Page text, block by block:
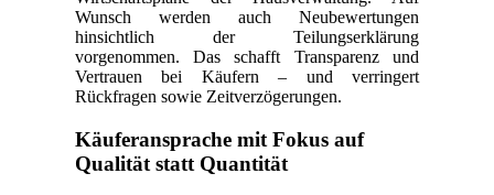
Wunsch werden auch Neubewertungen
hinsichtlich der Teilungserklärung
vorgenommen. Das schafft Transparenz und
Vertrauen bei Käufern – und verringert
Rückfragen sowie Zeitverzögerungen.
Käuferansprache mit Fokus auf
Qualität statt Quantität